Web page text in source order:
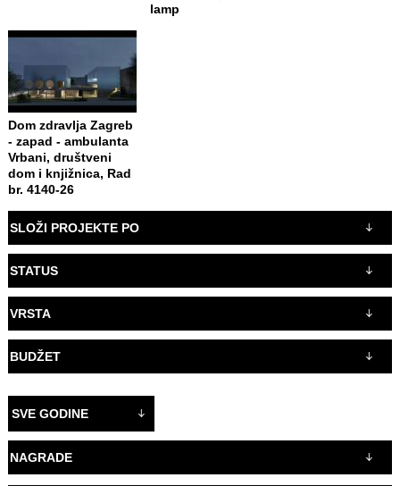
lamp
Dom zdravlja Zagreb
- zapad - ambulanta
Vrbani, društveni
dom i knjižnica, Rad
br. 4140-26
SLOŽI PROJEKTE PO
STATUS
VRSTA
BUDŽET
SVE GODINE
NAGRADE